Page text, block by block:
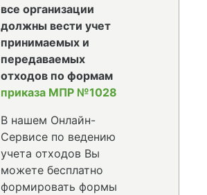
все организации
должны вести учет
принимаемых и
передаваемых
отходов по формам
приказа МПР №1028
В нашем Онлайн-
Сервисе по ведению
учета отходов Вы
можете бесплатно
формировать формы